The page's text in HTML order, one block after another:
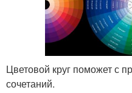
Цветовой круг поможет с
сочетаний.